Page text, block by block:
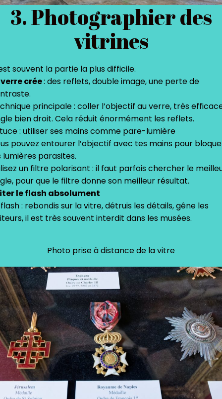
3. Photographier des
vitrines
souvent la partie la plus difficile.
verre crée: des reflets, double image, une perte de
principale : coller l’objectif au verre, très
bien droit. Cela réduit énormément les reflets.
: utiliser ses mains comme pare-lumière
pouvez entourer l’objectif avec tes mains pour
lumières parasites.
un filtre polarisant : il faut parfois chercher le
pour que le filtre donne son meilleur résultat.
le flash absolument
: rebondis sur la vitre, détruis les détails, gêne les
il est très souvent interdit dans les musées.
Photo prise à distance de la vitre